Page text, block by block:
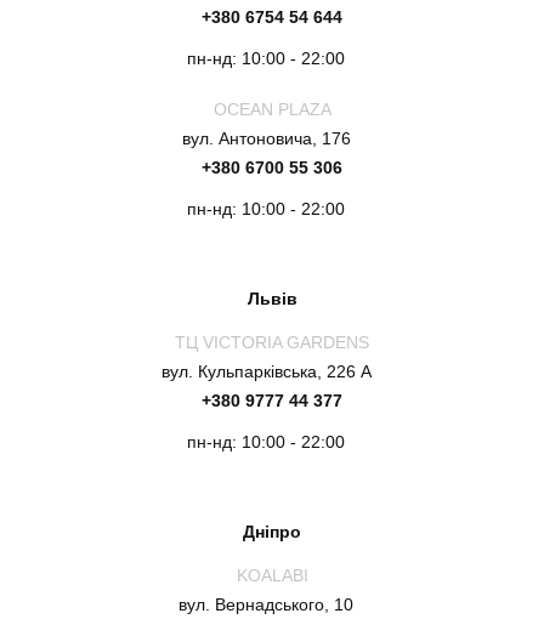
+380 6754 54 644
пн-нд: 10:00 - 22:00
OCEAN PLAZA
вул. Антоновича, 176
+380 6700 55 306
пн-нд: 10:00 - 22:00
Львів
ТЦ VICTORIA GARDENS
вул. Кульпарківська, 226 А
+380 9777 44 377
пн-нд: 10:00 - 22:00
Дніпро
KOALABI
вул. Вернадського, 10